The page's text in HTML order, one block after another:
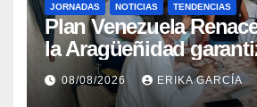
JORNADAS NOTICIAS TENDENCIAS
Plan Venezuela
la Aragüeñidad
atención médica
Aragua
08/08/2026 ERIKA GARCÍA